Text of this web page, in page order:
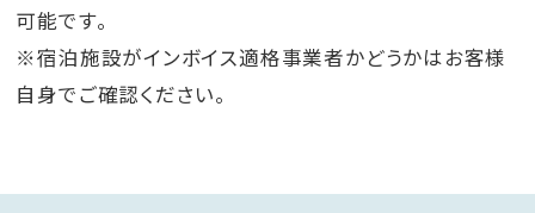
可能です。
※宿泊施設がインボイス適格事業者かどうかはお客様
自身でご確認ください。